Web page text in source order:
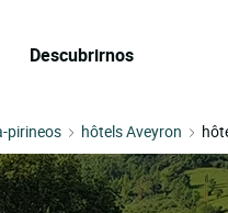
Descubrirnos
pirineos hôtels Aveyron